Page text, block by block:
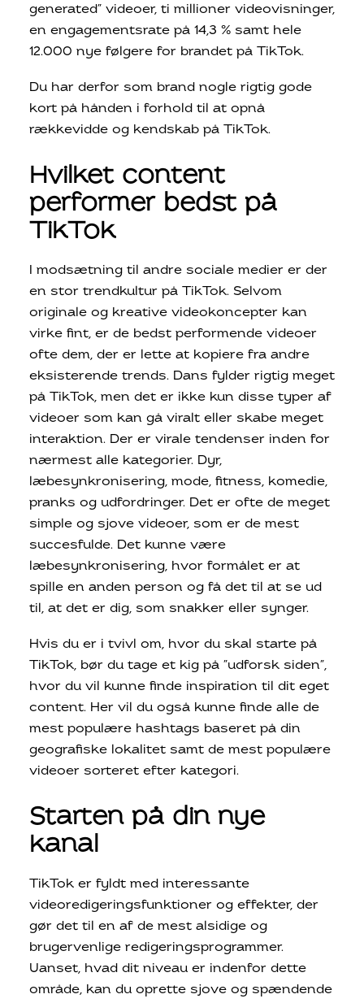
generated” videoer, ti millioner videovisninger,
en engagementsrate på 14,3 % samt hele
12.000 nye følgere for brandet på TikTok.
Du har derfor som brand nogle rigtig gode
kort på hånden i forhold til at opnå
rækkevidde og kendskab på TikTok.
Hvilket content
performer bedst på
TikTok
I modsætning til andre sociale medier er der
en stor trendkultur på TikTok. Selvom
originale og kreative videokoncepter kan
virke fint, er de bedst performende videoer
ofte dem, der er lette at kopiere fra andre
eksisterende trends. Dans fylder rigtig meget
på TikTok, men det er ikke kun disse typer af
videoer som kan gå viralt eller skabe meget
interaktion. Der er virale tendenser inden for
nærmest alle kategorier. Dyr,
læbesynkronisering, mode, fitness, komedie,
pranks og udfordringer. Det er ofte de meget
simple og sjove videoer, som er de mest
succesfulde. Det kunne være
læbesynkronisering, hvor formålet er at
spille en anden person og få det til at se ud
til, at det er dig, som snakker eller synger.
Hvis du er i tvivl om, hvor du skal starte på
TikTok, bør du tage et kig på ”udforsk siden”,
hvor du vil kunne finde inspiration til dit eget
content. Her vil du også kunne finde alle de
mest populære hashtags baseret på din
geografiske lokalitet samt de mest populære
videoer sorteret efter kategori.
Starten på din nye
kanal
TikTok er fyldt med interessante
videoredigeringsfunktioner og effekter, der
gør det til en af ​​de mest alsidige og
brugervenlige redigeringsprogrammer.
Uanset, hvad dit niveau er indenfor dette
område, kan du oprette sjove og spændende